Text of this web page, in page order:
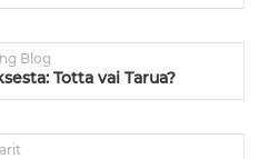
Blog
Totta vai Tarua?